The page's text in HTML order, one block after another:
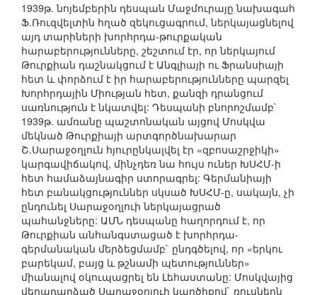
1939թ. նոյեմբերին դեսպան Մաջմուրայը նախագահ
Ֆ.Ռուզվելտին հղած զեկուցագրում, ներկայացնելով
այդ տարիների խորհրդա-թուրքական
հարաբերությունները, շեշտում էր, որ ներկայում
Թուրքիան դաշնակցում է Անգլիայի ու Ֆրանսիայի
հետ և փորձում է իր հարաբերությունները պարզել
Խորհրդային Միության հետ, քանզի դրանցում
սառնություն է նկատվել: Դեսպանի բնորոշմամբ`
1939թ. ամռանը պաշտոնական այցով Մոսկվա
մեկնած Թուրքիայի արտգործնախարար
Շ.Սարաջօղլուն հյուրընկալվել էր «զբոսաշրջիկի»
կարգավիճակով, մինչդեռ նա հույս ուներ ԽՍՀՄ-ի
հետ համաձայնագիր ստորագրել: Գերմանիայի
հետ բանակցություններ սկսած ԽՍՀՄ-ը, սակայն, չի
ընդունել Սարաջօղլուի ներկայացրած
պահանջները: ԱՄՆ դեսպանը հաղորդում է, որ
Թուրքիան անհանգստացած է խորհրդա-
գերմանական մերձեցմամբ` ընդգծելով, որ «երկու
բարեկամ, բայց և թշնամի պետություններ»
միանալով օկուպացրել են Լեհաստանը: Մոսկվայից
վերադարձած Սարաջօղլուի կարծիքով` ռուսներն